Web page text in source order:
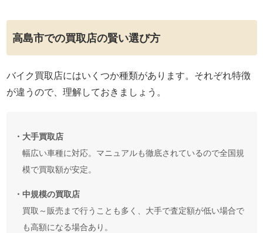
高島市での買取店の賢い選び方
バイク買取店にはいくつか種類があります。それぞれ特徴
が違うので、理解しておきましょう。
・大手買取店
幅広い車種に対応。マニュアルも徹底されているので全国規
模で買取額が安定。
・中規模の買取店
買取～販売まで行うことも多く、大手で査定額が低い場合で
も高額になる場合あり。